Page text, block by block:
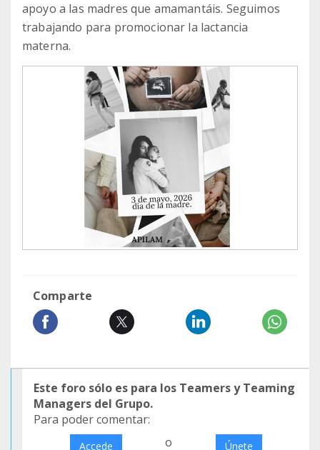
apoyo a las madres que amamantáis. Seguimos
trabajando para promocionar la lactancia
materna.
Comparte
Este foro sólo es para los Teamers y Teaming
Managers del Grupo.
Para poder comentar:
Accede o Únete